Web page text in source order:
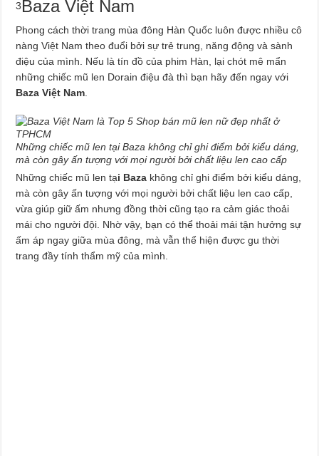
3 Baza Việt Nam
Phong cách thời trang mùa đông Hàn Quốc luôn được nhiều cô
nàng Việt Nam theo đuổi bởi sự trẻ trung, năng động và sành
điệu của mình. Nếu là tín đồ của phim Hàn, lại chót mê mẩn
những chiếc mũ len Dorain điệu đà thì bạn hãy đến ngay với
Baza Việt Nam.
Những chiếc mũ len tại Baza không chỉ ghi điểm bởi kiểu dáng,
mà còn gây ấn tượng với mọi người bởi chất liệu len cao cấp
Những chiếc mũ len tại Baza không chỉ ghi điểm bởi kiểu dáng,
mà còn gây ấn tượng với mọi người bởi chất liệu len cao cấp,
vừa giúp giữ ấm nhưng đồng thời cũng tạo ra cảm giác thoải
mái cho người đội. Nhờ vậy, bạn có thể thoải mái tận hưởng sự
ấm áp ngay giữa mùa đông, mà vẫn thể hiện được gu thời
trang đầy tính thẩm mỹ của mình.